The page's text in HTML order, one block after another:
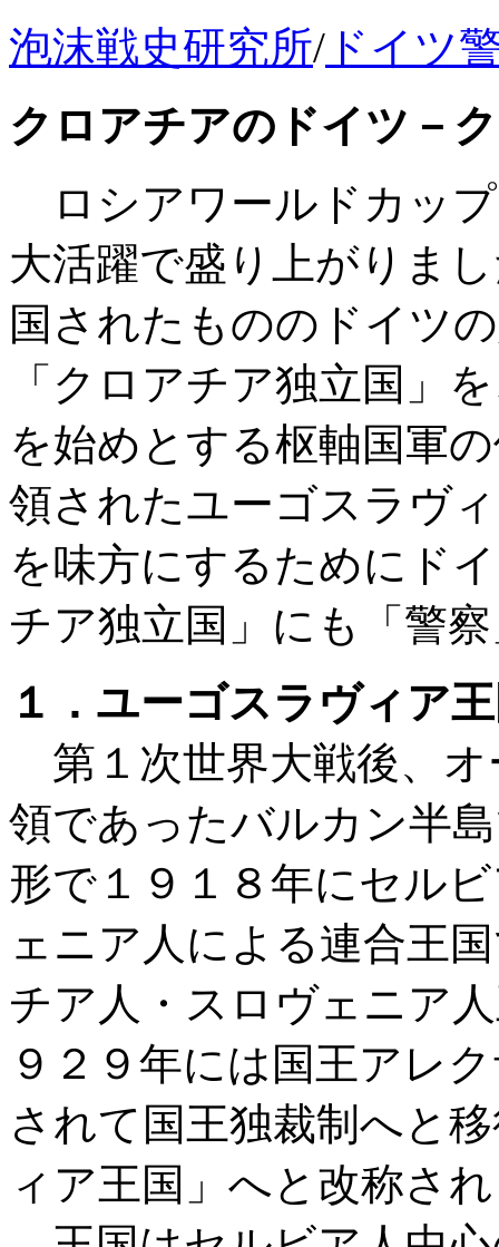
泡沫戦史研究所/ ドイツ
クロアチアのドイツ－
ロシアワールドカッ
大活躍で盛り上がりま
国されたもののドイツ
「クロアチア独立国」
を始めとする枢軸国軍
領されたユーゴスラヴ
を味方にするためにド
チア独立国」にも「警
１．ユーゴスラヴィア
第１次世界大戦後、
領であったバルカン半
形で１９１８年にセル
ェニア人による連合王
チア人・スロヴェニア
９２９年には国王アレ
されて国王独裁制へと
ィア王国」へと改称さ